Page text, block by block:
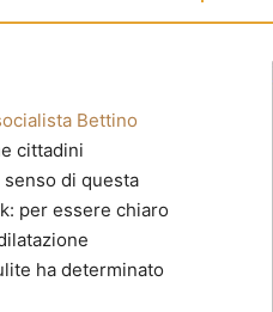
Bettino
cittadini
di questa
per essere chiaro
ha determinato